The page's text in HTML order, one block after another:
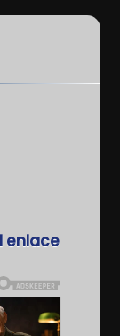
enlace